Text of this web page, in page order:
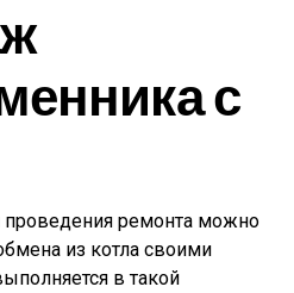
с
проведения ремонта можно
из котла своими
в такой